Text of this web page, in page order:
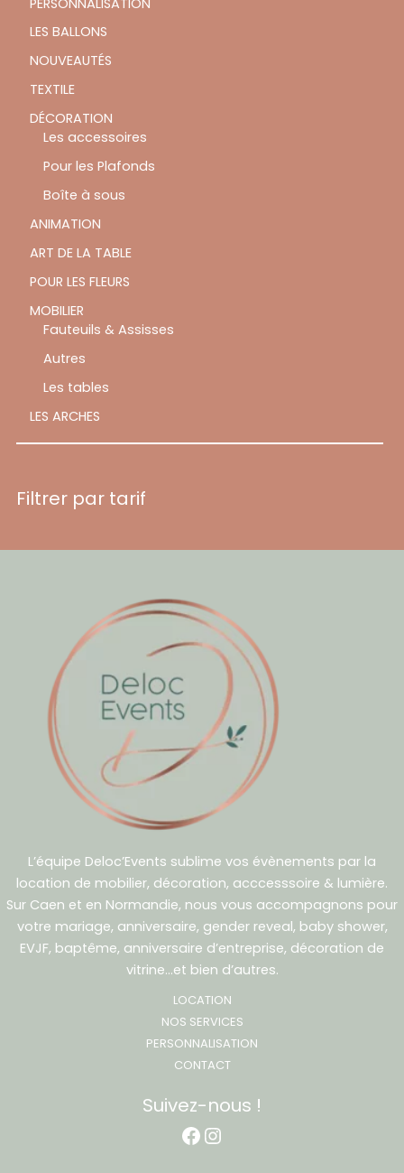
LES BALLONS
NOUVEAUTÉS
TEXTILE
DÉCORATION
Les accessoires
Pour les Plafonds
Boîte à sous
ANIMATION
ART DE LA TABLE
POUR LES FLEURS
MOBILIER
Fauteuils & Assisses
Autres
Les tables
LES ARCHES
Filtrer par tarif
L’équipe Deloc’Events sublime vos évènements par la
location de mobilier, décoration, acccesssoire & lumière.
Sur Caen et en Normandie, nous vous accompagnons pour
votre mariage, anniversaire, gender reveal, baby shower,
EVJF, baptême, anniversaire d’entreprise, décoration de
vitrine…et bien d’autres.
LOCATION
NOS SERVICES
PERSONNALISATION
CONTACT
Suivez-nous !
Facebook
Instagram